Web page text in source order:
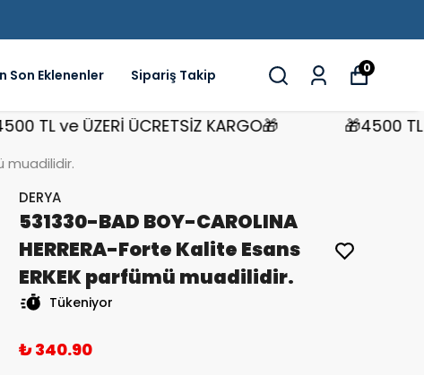
Son Eklenenler Sipariş Takip 0
ve ÜZERİ ÜCRETSİZ KARGO🎁 🎁4500 TL ve
muadilidir.
DERYA
531330-BAD BOY-CAROLINA
HERRERA-Forte Kalite Esans
ERKEK parfümü muadilidir.
Tükeniyor
₺ 340.90